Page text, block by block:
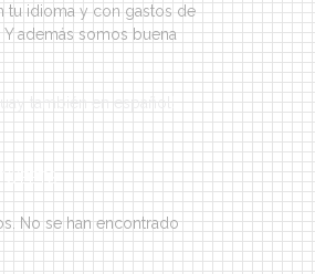
tu idioma y con gastos de
Y además somos buena
también en español!
No se han encontrado